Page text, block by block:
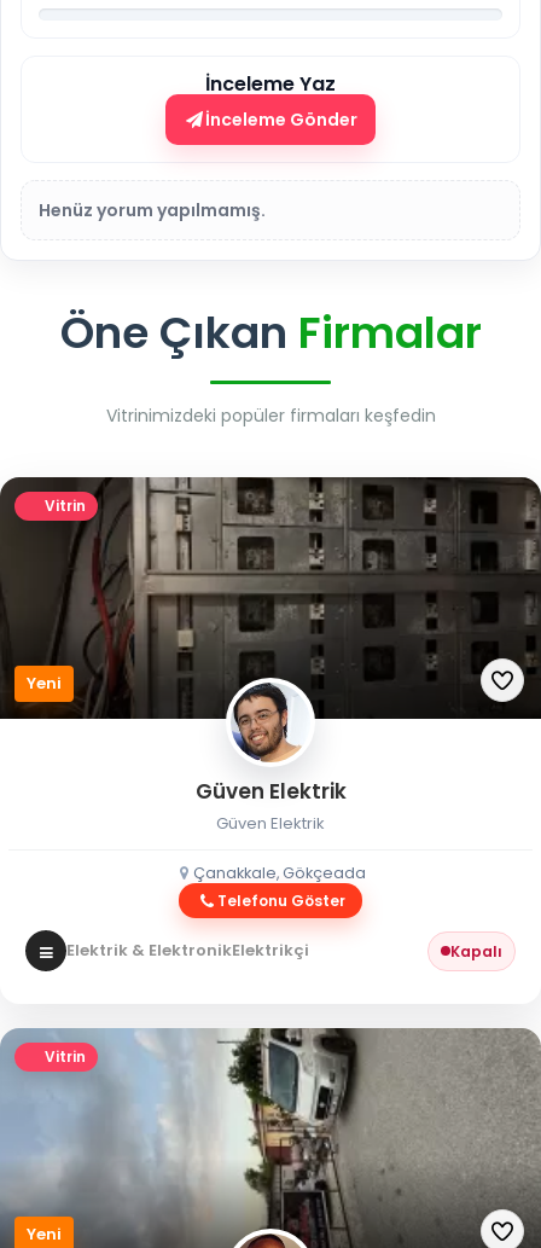
İnceleme Yaz
İnceleme Gönder
Henüz yorum yapılmamış.
Öne Çıkan Firmalar
Vitrinimizdeki popüler firmaları keşfedin
Vitrin
Yeni
Güven Elektrik
Güven Elektrik
Çanakkale, Gökçeada
Telefonu Göster
Elektrik & ElektronikElektrikçi Kapalı
Vitrin
Yeni